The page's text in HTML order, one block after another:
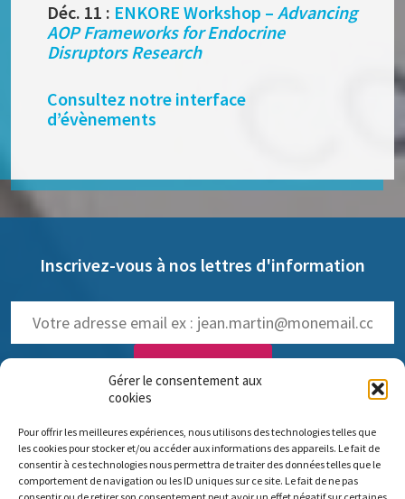
Gérer le consentement aux
cookies
Pour offrir les meilleures expériences, nous utilisons des technologies telles que
les cookies pour stocker et/ou accéder aux informations des appareils. Le fait de
consentir à ces technologies nous permettra de traiter des données telles que le
comportement de navigation ou les ID uniques sur ce site. Le fait de ne pas
Déc. 11 : ENKORE Workshop –Advancing
AOP Frameworks for Endocrine
Disruptors Research
Consultez notre interface
d’évènements
Inscrivez-vous à nos lettres d'information
trimestrielle de Pro Anima(Voir les anciennes lettres)
hebdomadaire dédiée aux NAMs